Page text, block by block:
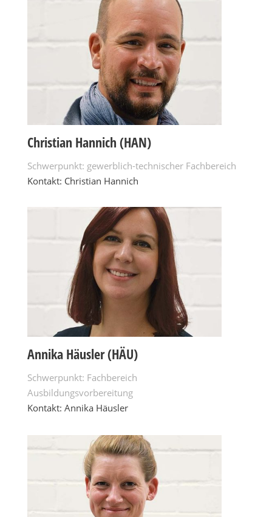
Christian Hannich (HAN)
Schwerpunkt: gewerblich-technischer Fachbereich
Kontakt: Christian Hannich
Annika Häusler (HÄU)
Schwerpunkt: Fachbereich
Ausbildungsvorbereitung
Kontakt: Annika Häusler